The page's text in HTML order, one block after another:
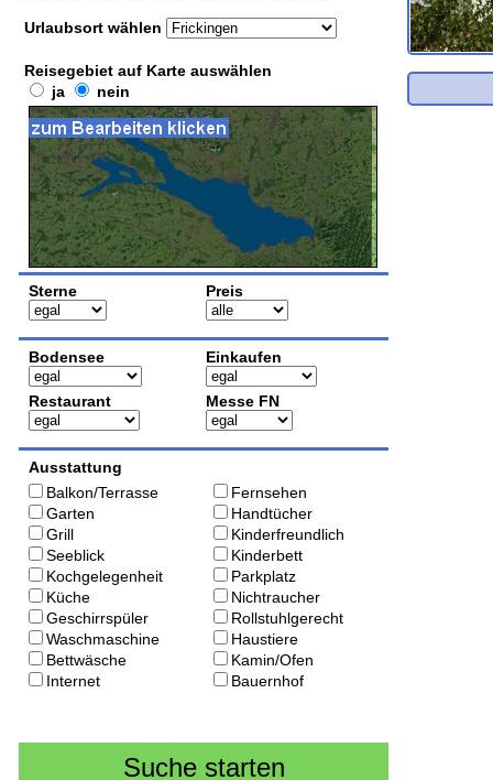
Urlaubsort wählen
Reisegebiet auf Karte auswählen
ja
nein
Sterne Preis
Bodensee Einkaufen
Restaurant Messe FN
Ausstattung
Balkon/Terrasse
Garten
Grill
Seeblick
Kochgelegenheit
Küche
Geschirrspüler
Waschmaschine
Bettwäsche
Internet
Fernsehen
Handtücher
Kinderfreundlich
Kinderbett
Parkplatz
Nichtraucher
Rollstuhlgerecht
Haustiere
Kamin/Ofen
Bauernhof